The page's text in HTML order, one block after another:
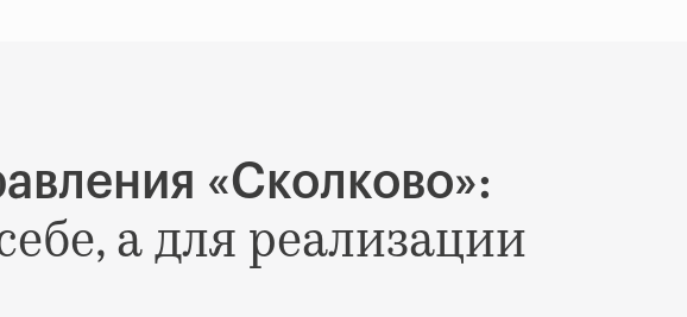
«Сколково»:
а для реализации